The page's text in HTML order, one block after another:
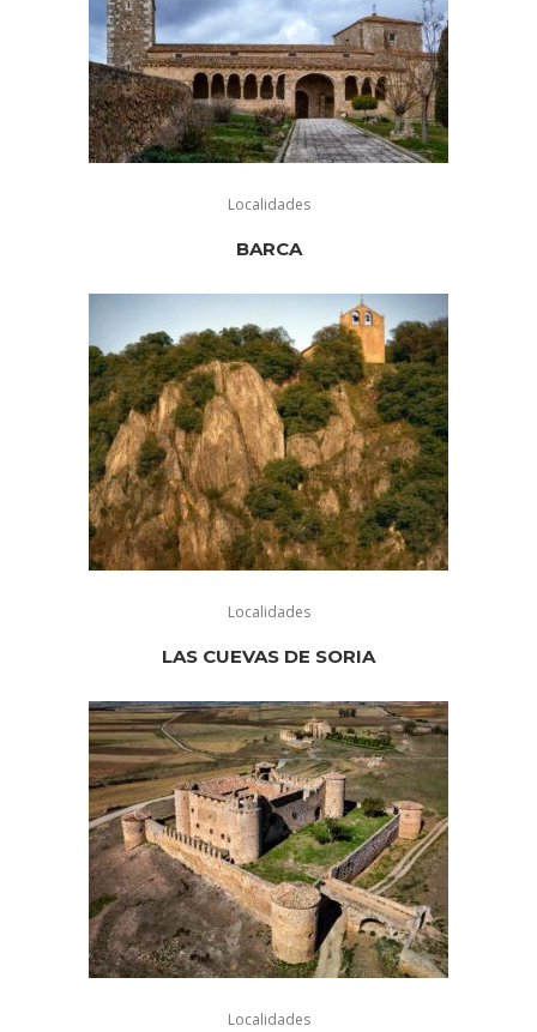
Localidades
BARCA
Localidades
LAS CUEVAS DE SORIA
Localidades